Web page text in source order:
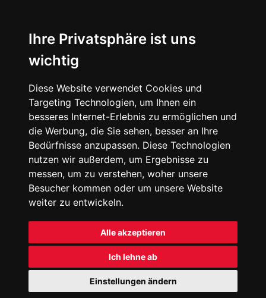
Ihre Privatsphäre ist uns
wichtig
Diese Website verwendet Cookies und
Targeting Technologien, um Ihnen ein
besseres Internet-Erlebnis zu ermöglichen und
die Werbung, die Sie sehen, besser an Ihre
Bedürfnisse anzupassen. Diese Technologien
nutzen wir außerdem, um Ergebnisse zu
messen, um zu verstehen, woher unsere
Besucher kommen oder um unsere Website
weiter zu entwickeln.
Alle akzeptieren
Ich lehne ab
Einstellungen ändern